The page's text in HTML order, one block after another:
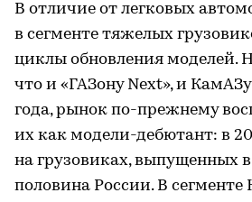
В отличие от легковых
в сегменте тяжелых
циклы обновления моделей.
что и «ГАЗону Next», и
года, рынок по-прежнему
их как модели-дебютант: в
на грузовиках, выпущенных
половина России. В сегменте